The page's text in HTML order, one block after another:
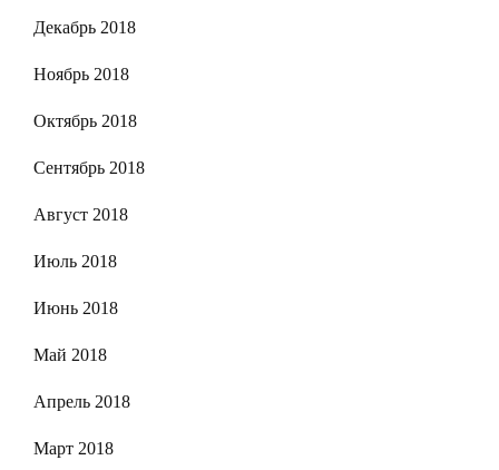
Декабрь 2018
Ноябрь 2018
Октябрь 2018
Сентябрь 2018
Август 2018
Июль 2018
Июнь 2018
Май 2018
Апрель 2018
Март 2018